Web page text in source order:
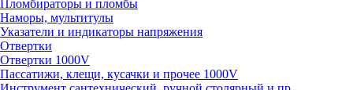
Пломбираторы и пломбы
Наморы, мультитулы
Указатели и индикаторы напряжения
Отвертки
Отвертки 1000V
Пассатижи, клещи, кусачки и прочее 1000V